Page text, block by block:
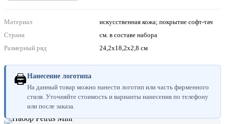
Материал
искусственная кожа; покрытие софт-тач
Страна
см. в составе набора
Размерный ряд
24,2х18,2х2,8 см
🖨Нанесение логотипа
На данный товар можно нанести логотип или часть фирменного
стиля. Уточняйте стоимость и варианты нанесения по телефону
или после заказа.